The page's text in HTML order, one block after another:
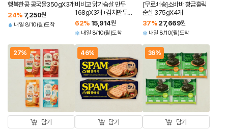
행복한콩 콩국물350gX3개
24% 7,250원
내일 8/10(월)도착
비비고 닭가슴살 만두
168gX3개+김치만두
168gX3개(총 6개)
62% 15,914원
내일 8/10(월)도착
[무료배송]소바바 황금홀릭
순살 375gX4개
37% 27,669원
내일 8/10(월)도착
27%
담기
46%
담기
36%
담기